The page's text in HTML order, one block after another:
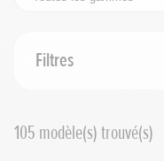
Filtres
105 modèle(s) trouvé(s)